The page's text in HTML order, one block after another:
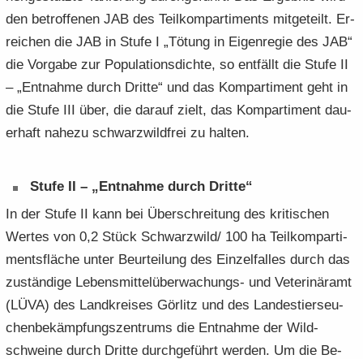
den be­trof­fe­nen JAB des Teil­kom­par­ti­ments mit­ge­teilt. Er­
rei­chen die JAB in Stufe I „Tö­tung in Ei­gen­re­gie des JAB“
die Vor­ga­be zur Po­pu­la­ti­ons­dich­te, so ent­fällt die Stufe II
– „Ent­nah­me durch Drit­te“ und das Kom­par­ti­ment geht in
die Stufe III über, die dar­auf zielt, das Kom­par­ti­ment dau­
er­haft na­he­zu schwarz­wild­frei zu hal­ten.
Stufe II – „Ent­nah­me durch Drit­te“
In der Stufe II kann bei Über­schrei­tung des kri­ti­schen
Wer­tes von 0,2 Stück Schwarz­wild/ 100 ha Teil­kom­par­ti­
ments­flä­che unter Be­ur­tei­lung des Ein­zel­fal­les durch das
zu­stän­di­ge Lebensmittelüberwachungs-​ und Ve­te­ri­när­amt
(LÜVA) des Land­krei­ses Gör­litz und des Lan­des­tier­seu­
chen­be­kämp­fungs­zen­trums die Ent­nah­me der Wild­
schwei­ne durch Drit­te durch­ge­führt wer­den. Um die Be­